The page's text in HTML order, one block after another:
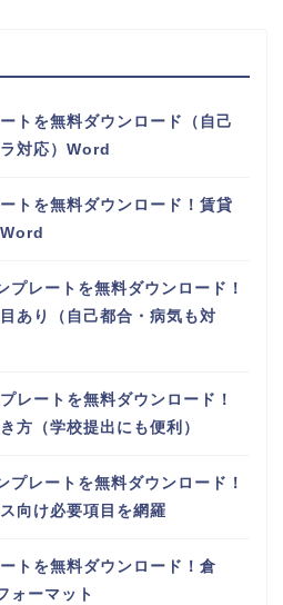
トを無料ダウンロード（自己
対応）Word
トを無料ダウンロード！賃貸
レートを無料ダウンロード！
あり（自己都合・病気も対
レートを無料ダウンロード！
方（学校提出にも便利）
レートを無料ダウンロード！
向け必要項目を網羅
トを無料ダウンロード！倉
ォーマット